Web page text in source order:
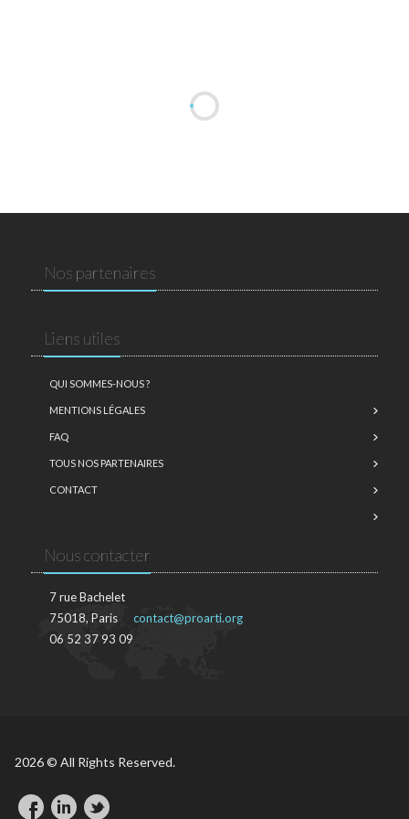
Nos partenaires
Liens utiles
QUI SOMMES-NOUS ?
MENTIONS LÉGALES
FAQ
TOUS NOS PARTENAIRES
CONTACT
Nous contacter
7 rue Bachelet
75018, Paris
06 52 37 93 09
contact@proarti.org
2026 © All Rights Reserved.